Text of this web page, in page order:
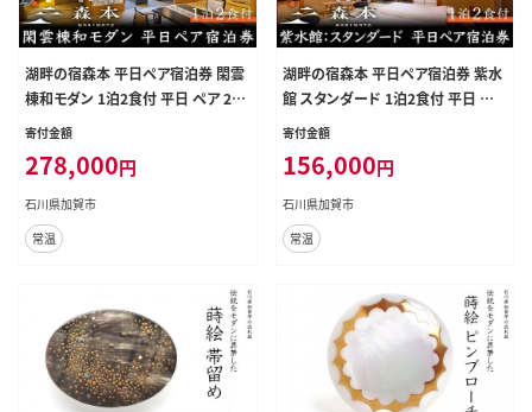
湖畔の宿森本 平日ペア宿泊券 閑雲
棟和モダン 1泊2食付 平日 ペア 2名
宿泊券 食事付き 懐石料理 宿泊 温
島地震復興支援 復興 震災 コロナ
能登半島地震復興支援 北陸新幹線
F6P-1632
寄付金額
278,000円
石川県加賀市
常温
湖畔の宿森本 平日ペア宿泊券 紫水
館 スタンダード 1泊2食付 平日 ペア
2名 宿泊券 食事付き 懐石料理 宿泊
ャー 観光 復興 震災 コロナ 能登半
島地震復興支援 北陸新幹線 F6P-1
631
寄付金額
156,000円
石川県加賀市
常温